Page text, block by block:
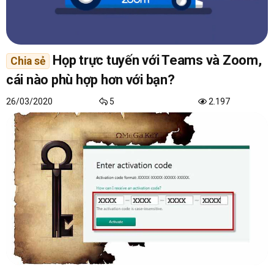
Chia sẻ
Họp trực tuyến với Teams và Zoom,
cái nào phù hợp hơn với bạn?
26/03/2020 5 2.197